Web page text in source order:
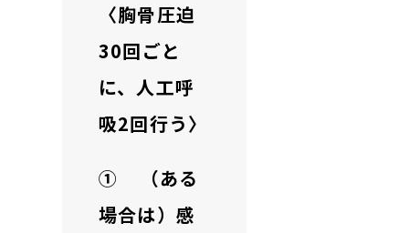
〈胸骨圧迫
30回ごと
に、人工呼
吸2回行う〉
① （ある
場合は）感